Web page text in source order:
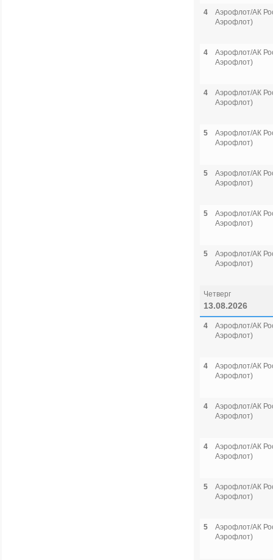
4
Аэрофлот/АК
Аэрофлот)
4
Аэрофлот/АК
Аэрофлот)
4
Аэрофлот/АК
Аэрофлот)
5
Аэрофлот/АК
Аэрофлот)
5
Аэрофлот/АК
Аэрофлот)
5
Аэрофлот/АК
Аэрофлот)
5
Аэрофлот/АК
Аэрофлот)
Четверг
13.08.2026
4
Аэрофлот/АК
Аэрофлот)
4
Аэрофлот/АК
Аэрофлот)
4
Аэрофлот/АК
Аэрофлот)
4
Аэрофлот/АК
Аэрофлот)
5
Аэрофлот/АК
Аэрофлот)
5
Аэрофлот/АК
Аэрофлот)